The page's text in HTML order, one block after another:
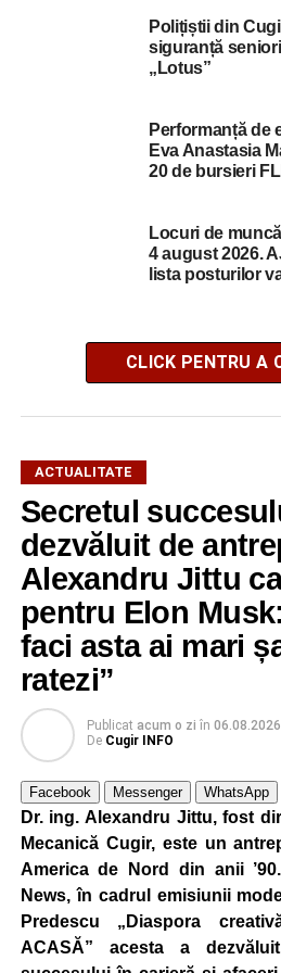
Polițiștii din
siguranță
„Lotus”
Performanță de
Eva Anastasia
20 de bursieri
Locuri de
4 august 2026.
lista posturilor
CLICK PENTRU A
ACTUALITATE
Secretul
dezvăluit de
Alexandru Jittu
pentru Elon
faci asta ai mari
ratezi”
Publicat acum o zi în 06.08.2026
De Cugir INFO
Facebook Messenger WhatsApp
Dr. ing. Alexandru Jittu, fost
Mecanică Cugir, este un
America de Nord din anii
News, în cadrul emisiunii
Predescu „Diaspora
ACASĂ” acesta a